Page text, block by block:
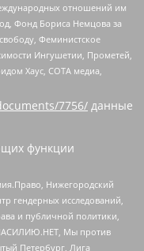
отношений им
Фонд Бориса Немцова за
Феминистское
Ингушетии, Прометей,
Хаус, СОТА медиа,
7756/ данные
функции
Нижегородский
гендерных исследований,
и публичной политики,
Мы против
Петербург, Лига